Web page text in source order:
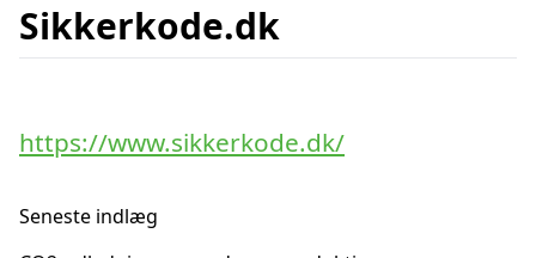
Sikkerkode.dk
https://www.sikkerkode.dk/
Seneste indlæg